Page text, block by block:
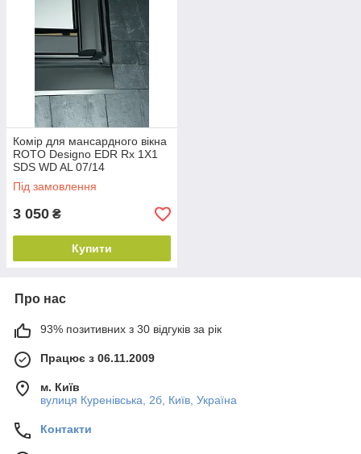
Комір для мансардного вікна
ROTO Designo EDR Rх 1X1
SDS WD AL 07/14
Під замовлення
3 050 ₴
Купити
Про нас
93% позитивних з 30 відгуків за рік
Працює з 06.11.2009
м. Київ
вулиця Куренівська, 2б, Київ, Україна
Контакти